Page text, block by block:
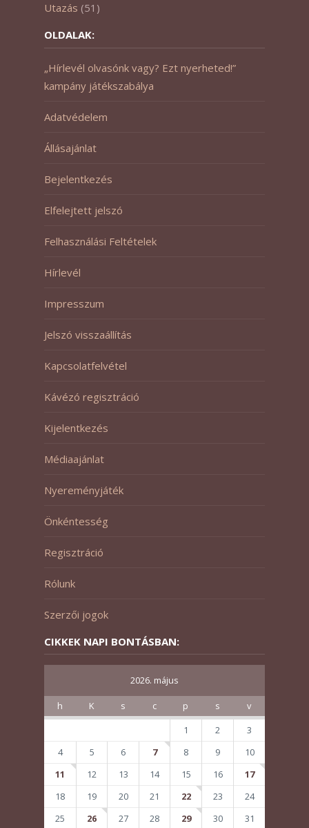
Utazás (51)
OLDALAK:
„Hírlevél olvasónk vagy? Ezt nyerheted!”
kampány játékszabálya
Adatvédelem
Állásajánlat
Bejelentkezés
Elfelejtett jelszó
Felhasználási Feltételek
Hírlevél
Impresszum
Jelszó visszaállítás
Kapcsolatfelvétel
Kávézó regisztráció
Kijelentkezés
Médiaajánlat
Nyereményjáték
Önkéntesség
Regisztráció
Rólunk
Szerzői jogok
CIKKEK NAPI BONTÁSBAN:
2026. május
h K s c p s
v
1
2
3
4
5 6 7 8 9
10
11
12 13 14 15 16
17
18
19 20 21 22 23
24
25
26 27 28 29 30 31